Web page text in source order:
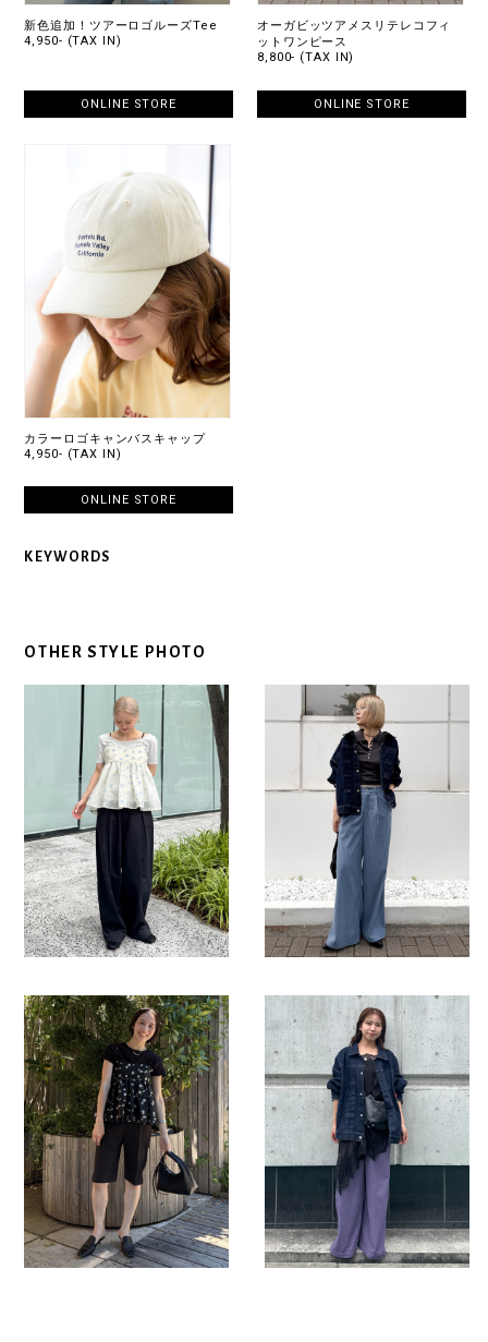
新色追加！ツアーロゴルーズTee
4,950- (TAX IN)
ONLINE STORE
オーガビッツアメスリテレコフィ
ットワンピース
8,800- (TAX IN)
ONLINE STORE
カラーロゴキャンバスキャップ
4,950- (TAX IN)
ONLINE STORE
KEYWORDS
OTHER STYLE PHOTO